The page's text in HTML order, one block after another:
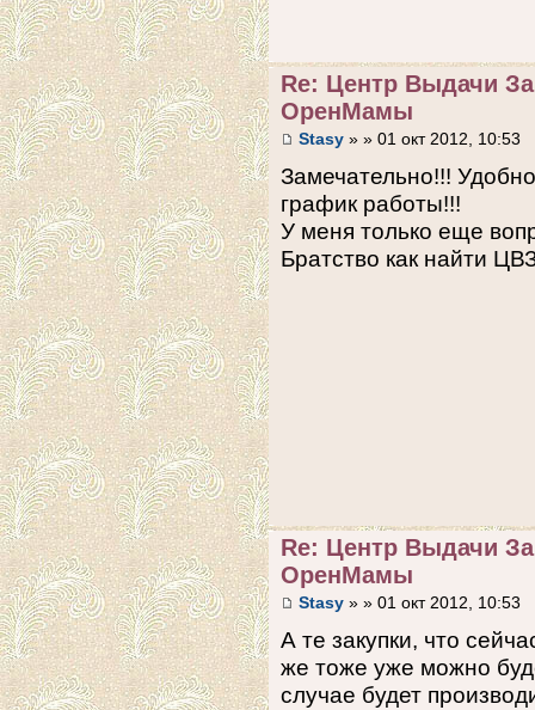
Re: Центр Выдачи
ОренМамы
Stasy » » 01 окт 2012, 10:53
Замечательно!!!
график работы!!!
У меня только еще
Братство как найти
Re: Центр Выдачи
ОренМамы
Stasy » » 01 окт 2012, 10:53
А те закупки, что
же тоже уже можно
случае будет